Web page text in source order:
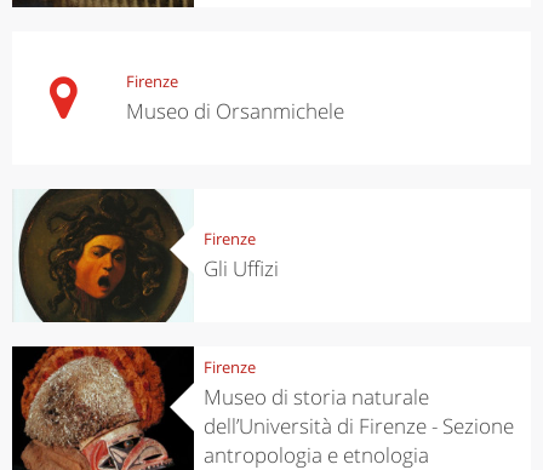
Firenze
Museo di Orsanmichele
Firenze
Gli Uffizi
Firenze
Museo di storia naturale
dell’Università di Firenze - Sezione
antropologia e etnologia